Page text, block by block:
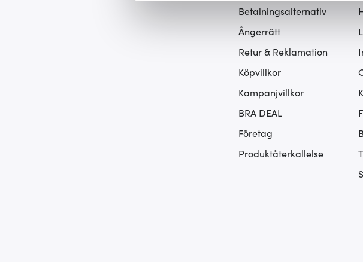
Vi använder cookies för att innehållet och
att vi kan analysera vår trafik och göra hemsidan
Betalningsalternativ
Ångerrätt
Retur & Reklamation
Köpvillkor
Kampanjvillkor
BRA DEAL
Företag
Produktåterkallelse